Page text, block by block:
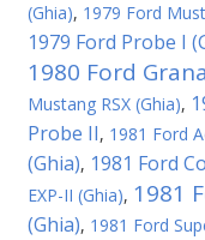
(Ghia), 1979 Ford
1979 Ford Probe I
1980 Ford
Mustang RSX (Ghia),
Probe II, 1981 Ford
(Ghia), 1981 Ford
EXP-II (Ghia), 1981
(Ghia), 1981 Ford